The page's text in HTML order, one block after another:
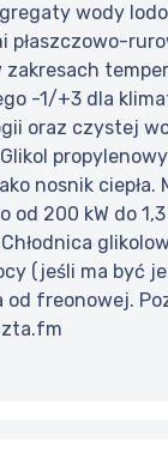
wody
płaszczowo-
zakresach
-1/+3 dla
oraz czystej
nosnik ciepła.
od 200 kW do
(jeśli ma być
od freonowej.